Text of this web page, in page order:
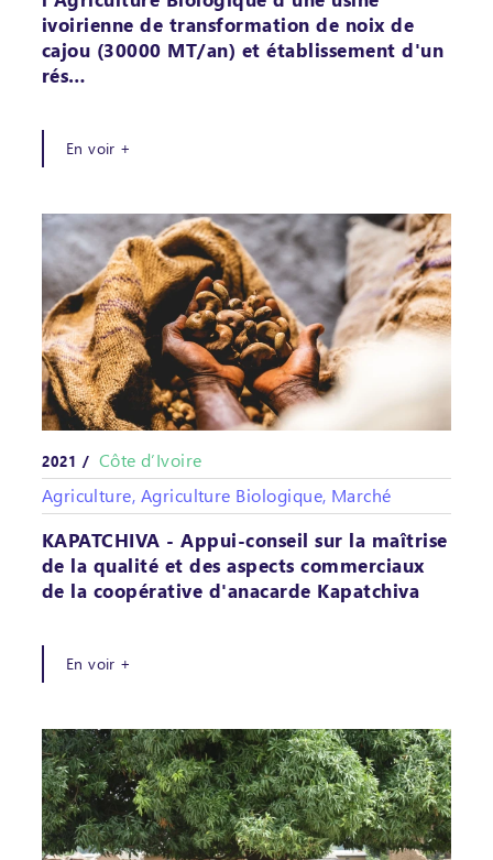
ivoirienne de transformation de noix de
cajou (30000 MT/an) et établissement d'un
rés…
En voir +
2021 / Côte d’Ivoire
Agriculture, Agriculture Biologique, Marché
KAPATCHIVA - Appui-conseil sur la maîtrise
de la qualité et des aspects commerciaux
de la coopérative d'anacarde Kapatchiva
En voir +